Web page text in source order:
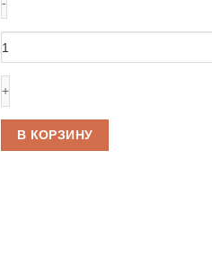
товара
Шар
фольгированный
“Сердце
для
тебя”
46см
В КОРЗИНУ